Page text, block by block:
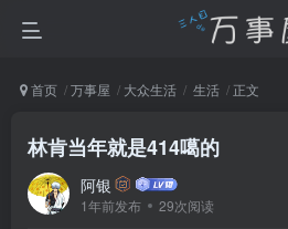
首页 万事屋 大众生活 生活 正文
林肯当年就是414噶的
阿银
1年前发布 29次阅读